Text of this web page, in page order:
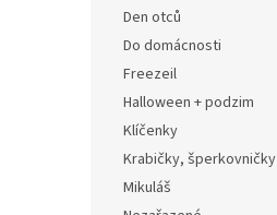
Den otců
Do domácnosti
Freezeil
Halloween + podzim
Klíčenky
Krabičky, šperkovničky
Mikuláš